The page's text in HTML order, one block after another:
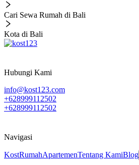
Cari Sewa Rumah di Bali
Kota di Bali
Hubungi Kami
info@kost123.com
+628999112502
+628999112502
Navigasi
KostRumahApartemenTentang KamiBlog